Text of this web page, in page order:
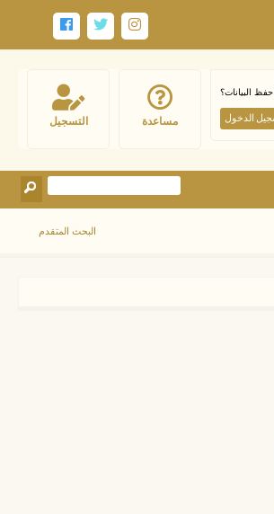
التسجيل مساعدة
حفظ البيانات؟
البحث المتقدم